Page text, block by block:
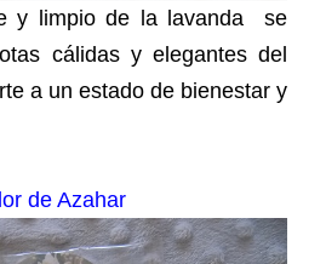
y limpio de la lavanda se
cálidas y elegantes del
a un estado de bienestar y
de Azahar